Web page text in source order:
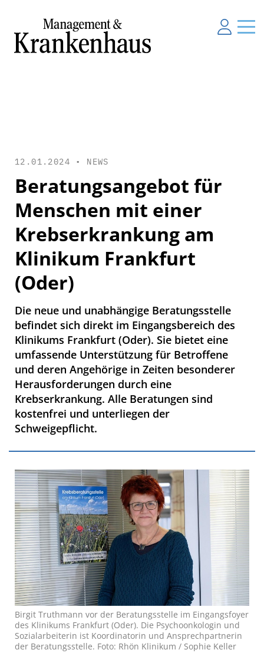
12.01.2024 • NEWS
Beratungsangebot für
Menschen mit einer
Krebserkrankung am
Klinikum Frankfurt
(Oder)
Die neue und unabhängige Beratungsstelle
befindet sich direkt im Eingangsbereich des
Klinikums Frankfurt (Oder). Sie bietet eine
umfassende Unterstützung für Betroffene
und deren Angehörige in Zeiten besonderer
Herausforderungen durch eine
Krebserkrankung. Alle Beratungen sind
kostenfrei und unterliegen der
Schweigepflicht.
Birgit Truthmann vor der Beratungsstelle im Eingangsfoyer
des Klinikums Frankfurt (Oder). Die Psychoonkologin und
Sozialarbeiterin ist Koordinatorin und Ansprechpartnerin
der Beratungsstelle. Foto: Rhön Klinikum / Sophie Keller